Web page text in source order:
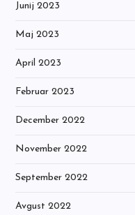
Junij 2023
Maj 2023
April 2023
Februar 2023
December 2022
November 2022
September 2022
Avgust 2022